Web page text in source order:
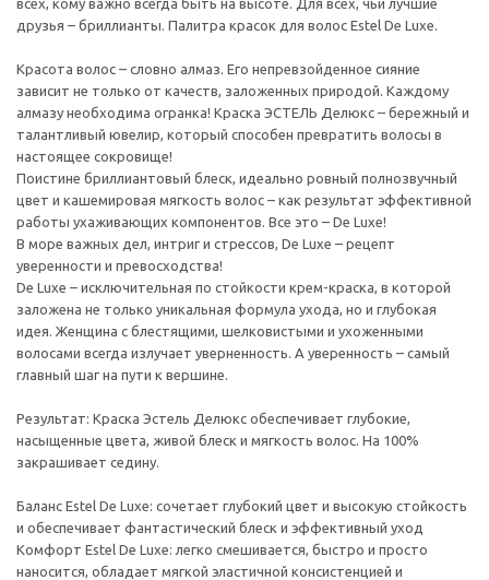
всех, кому важно всегда быть на высоте. Для всех, чьи лучшие
друзья – бриллианты. Палитра красок для волос Estel De Luxe.
Красота волос – словно алмаз. Его непревзойденное сияние
зависит не только от качеств, заложенных природой. Каждому
алмазу необходима огранка! Краска ЭСТЕЛЬ Делюкс – бережный и
талантливый ювелир, который способен превратить волосы в
настоящее сокровище!
Поистине бриллиантовый блеск, идеально ровный полнозвучный
цвет и кашемировая мягкость волос – как результат эффективной
работы ухаживающих компонентов. Все это – De Luxe!
В море важных дел, интриг и стрессов, De Luxe – рецепт
уверенности и превосходства!
De Luxe – исключительная по стойкости крем-краска, в которой
заложена не только уникальная формула ухода, но и глубокая
идея. Женщина с блестящими, шелковистыми и ухоженными
волосами всегда излучает уверненность. А уверенность – самый
главный шаг на пути к вершине.
Результат: Краска Эстель Делюкс обеспечивает глубокие,
насыщенные цвета, живой блеск и мягкость волос. На 100%
закрашивает седину.
Баланс Estel De Luxe: сочетает глубокий цвет и высокую стойкость
и обеспечивает фантастический блеск и эффективный уход
Комфорт Estel De Luxe: легко смешивается, быстро и просто
наносится, обладает мягкой эластичной консистенцией и